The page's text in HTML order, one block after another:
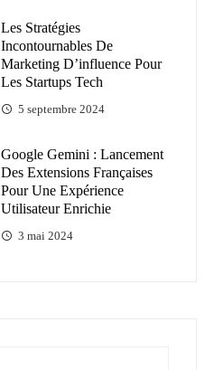
Les Stratégies
Incontournables De
Marketing D’influence Pour
Les Startups Tech
5 septembre 2024
Google Gemini : Lancement
Des Extensions Françaises
Pour Une Expérience
Utilisateur Enrichie
3 mai 2024